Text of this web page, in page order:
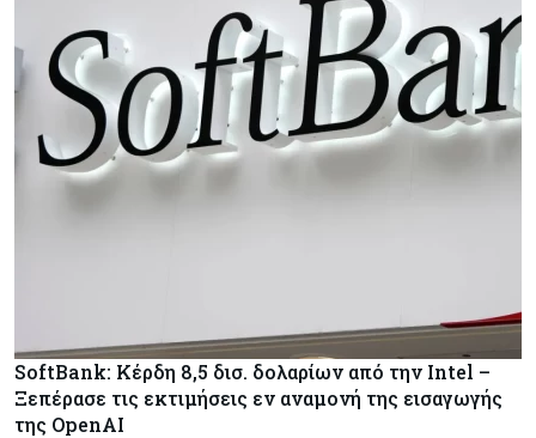
SoftBank: Κέρδη 8,5 δισ. δολαρίων από την Intel –
Ξεπέρασε τις εκτιμήσεις εν αναμονή της εισαγωγής
της OpenAI